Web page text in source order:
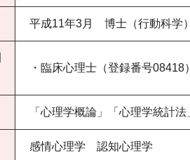
平成11年3月 博士（行動科学）
・臨床心理士（登録番号08418）
「心理学概論」「心理学統計
感情心理学 認知心理学